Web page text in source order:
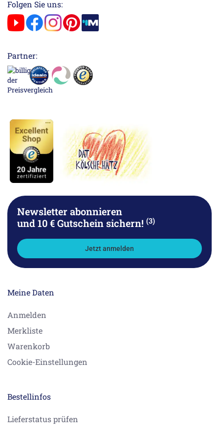
Folgen Sie uns:
Partner:
Newsletter abonnieren
und 10 € Gutschein sichern! (3)
Jetzt anmelden
Meine Daten
Anmelden
Merkliste
Warenkorb
Cookie-Einstellungen
Bestellinfos
Lieferstatus prüfen